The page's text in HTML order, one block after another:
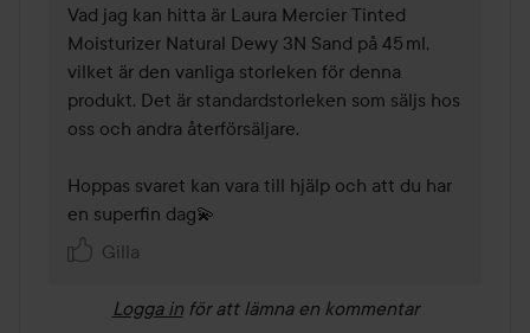
Vad jag kan hitta är Laura Mercier Tinted
Moisturizer Natural Dewy 3N Sand på 45 ml,
vilket är den vanliga storleken för denna
produkt. Det är standardstorleken som säljs hos
oss och andra återförsäljare.
Hoppas svaret kan vara till hjälp och att du har
en superfin dag💫
Gilla
Logga in för att lämna en kommentar